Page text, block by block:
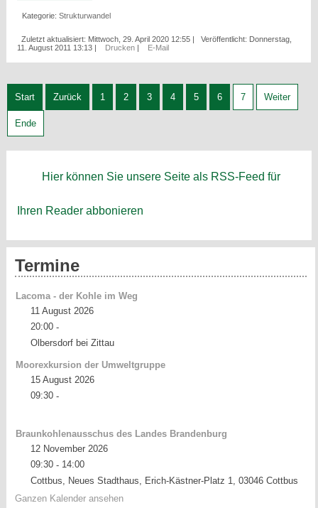
Kategorie:Strukturwandel
Zuletzt aktualisiert: Mittwoch, 29. April 2020 12:55 |
Veröffentlicht: Donnerstag,
11. August 2011 13:13 | Drucken | E-Mail
Start Zurück 1 2 3 4 5 6 7 Weiter
Ende
Hier können Sie unsere Seite als RSS-Feed für
Ihren Reader abbonieren
Termine
Lacoma - der Kohle im Weg
11 August 2026
20:00-
Olbersdorf bei Zittau
Moorexkursion der Umweltgruppe
15 August 2026
09:30-
Braunkohlenausschus des Landes Brandenburg
12 November 2026
09:30- 14:00
Cottbus, Neues Stadthaus, Erich-Kästner-Platz 1, 03046 Cottbus
Ganzen Kalender ansehen